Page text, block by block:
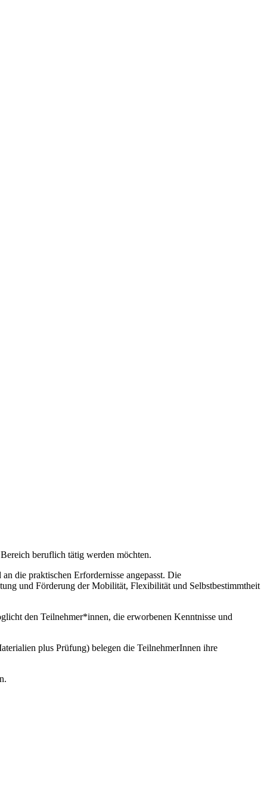
beruflich tätig werden möchten.
die praktischen Erfordernisse angepasst. Die
und Förderung der Mobilität, Flexibilität und Selbstbestimmtheit
den Teilnehmer*innen, die erworbenen Kenntnisse und
plus Prüfung) belegen die TeilnehmerInnen ihre